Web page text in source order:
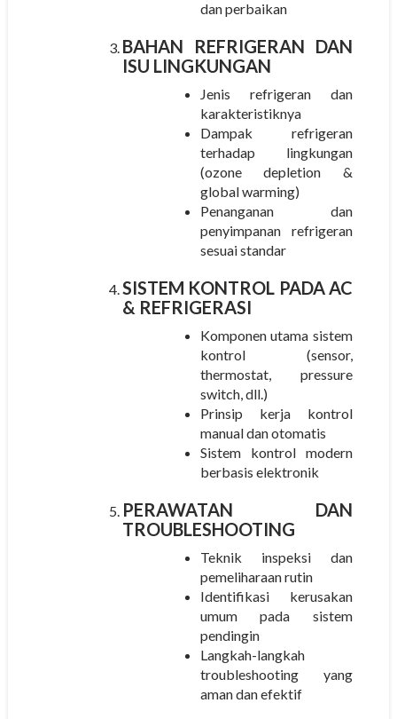
dan perbaikan
BAHAN REFRIGERAN DAN
ISU LINGKUNGAN
Jenis refrigeran dan
karakteristiknya
Dampak refrigeran
terhadap lingkungan
(ozone depletion &
global warming)
Penanganan dan
penyimpanan refrigeran
sesuai standar
SISTEM KONTROL PADA AC
& REFRIGERASI
Komponen utama sistem
kontrol (sensor,
thermostat, pressure
switch, dll.)
Prinsip kerja kontrol
manual dan otomatis
Sistem kontrol modern
berbasis elektronik
PERAWATAN DAN
TROUBLESHOOTING
Teknik inspeksi dan
pemeliharaan rutin
Identifikasi kerusakan
umum pada sistem
pendingin
Langkah-langkah
troubleshooting yang
aman dan efektif